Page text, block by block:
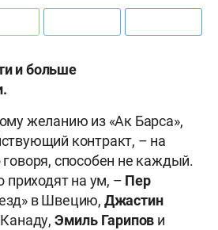
и больше
желанию из «Ак Барса»,
контракт, – на
говоря, способен не каждый.
приходят на ум, – Пер
в Швецию, Джастин
Эмиль Гарипов и